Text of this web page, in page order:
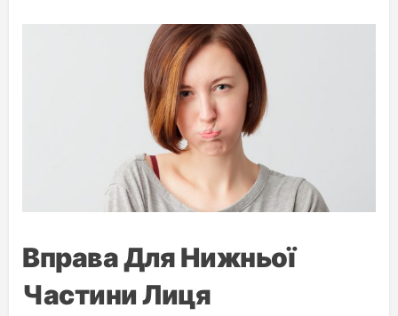
Вправа Для Нижньої
Частини Лиця